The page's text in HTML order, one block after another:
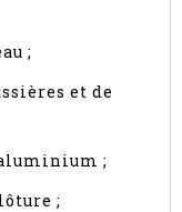
;
et de
;
;